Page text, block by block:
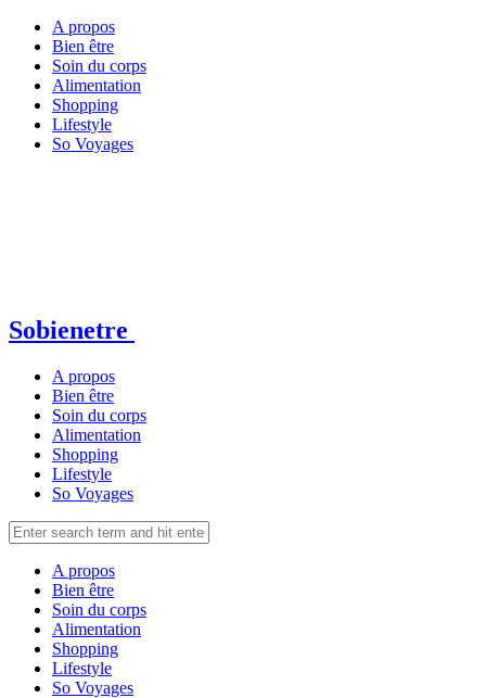
A propos
Bien être
Soin du corps
Alimentation
Shopping
Lifestyle
So Voyages
Sobienetre
A propos
Bien être
Soin du corps
Alimentation
Shopping
Lifestyle
So Voyages
A propos
Bien être
Soin du corps
Alimentation
Shopping
Lifestyle
So Voyages